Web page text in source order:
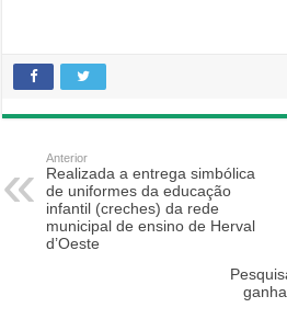
Anterior
Realizada a entrega simbólica
de uniformes da educação
infantil (creches) da rede
municipal de ensino de Herval
d’Oeste